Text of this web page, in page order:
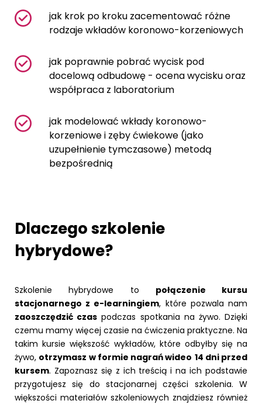
jak krok po kroku zacementować różne
rodzaje wkładów koronowo-korzeniowych
jak poprawnie pobrać wycisk pod
docelową odbudowę - ocena wycisku oraz
współpraca z laboratorium
jak modelować wkłady koronowo-
korzeniowe i zęby ćwiekowe (jako
uzupełnienie tymczasowe) metodą
bezpośrednią
Dlaczego szkolenie
hybrydowe?
Szkolenie hybrydowe to połączenie kursu
stacjonarnego z e-learningiem, które pozwala nam
zaoszczędzić czas podczas spotkania na żywo. Dzięki
czemu mamy więcej czasie na ćwiczenia praktyczne. Na
takim kursie większość wykładów, które odbyłby się na
żywo, otrzymasz w formie nagrań wideo 14 dni przed
kursem. Zapoznasz się z ich treścią i na ich podstawie
przygotujesz się do stacjonarnej części szkolenia. W
większości materiałów szkoleniowych znajdziesz również